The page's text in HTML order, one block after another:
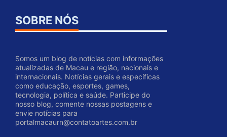
SOBRE NÓS
Somos um blog de notícias com informações
atualizadas de Macau e região, nacionais e
internacionais. Notícias gerais e específicas
como educação, esportes, games,
tecnologia, política e saúde. Participe do
nosso blog, comente nossas postagens e
envie notícias para
portalmacaurn@contatoartes.com.br